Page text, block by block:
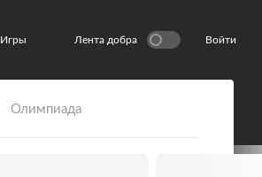
Игры Лента добра Войти
Олимпиада